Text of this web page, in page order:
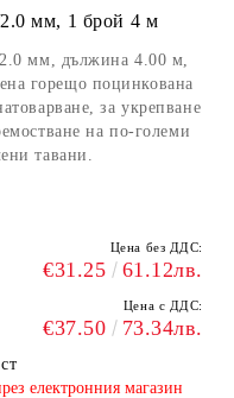
мм, 1 брой 4 м
мм, дължина 4.00 м,
горещо поцинкована
за укрепване
на по-големи
тавани.
Цена без ДДС:
€31.25 61.12лв.
Цена с ДДС:
€37.50 73.34лв.
електронния магазин